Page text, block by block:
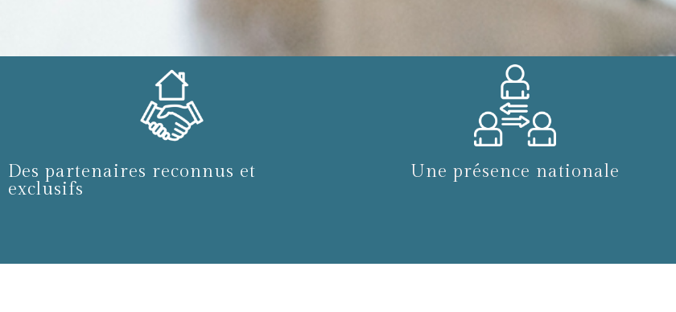
Des partenaires reconnus et
exclusifs
Une présence nationale